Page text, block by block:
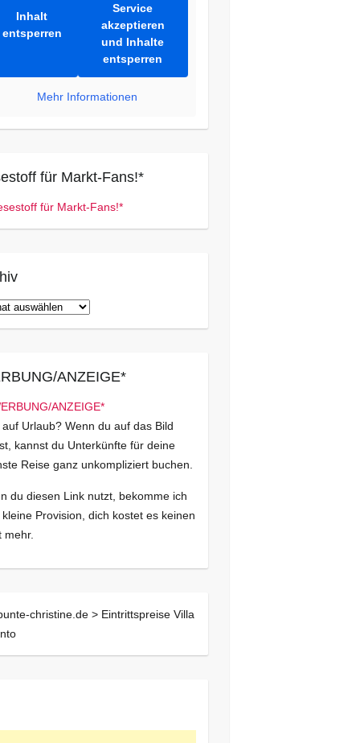
Inhalt
entsperren
Service
akzeptieren
und Inhalte
entsperren
Mehr Informationen
für Markt-Fans!*
ANZEIGE*
auf Urlaub? Wenn du auf das Bild
kannst du Unterkünfte für deine
Reise ganz unkompliziert buchen.
du diesen Link nutzt, bekomme ich
Provision, dich kostet es keinen
mehr.
christine.de > Eintrittspreise Villa